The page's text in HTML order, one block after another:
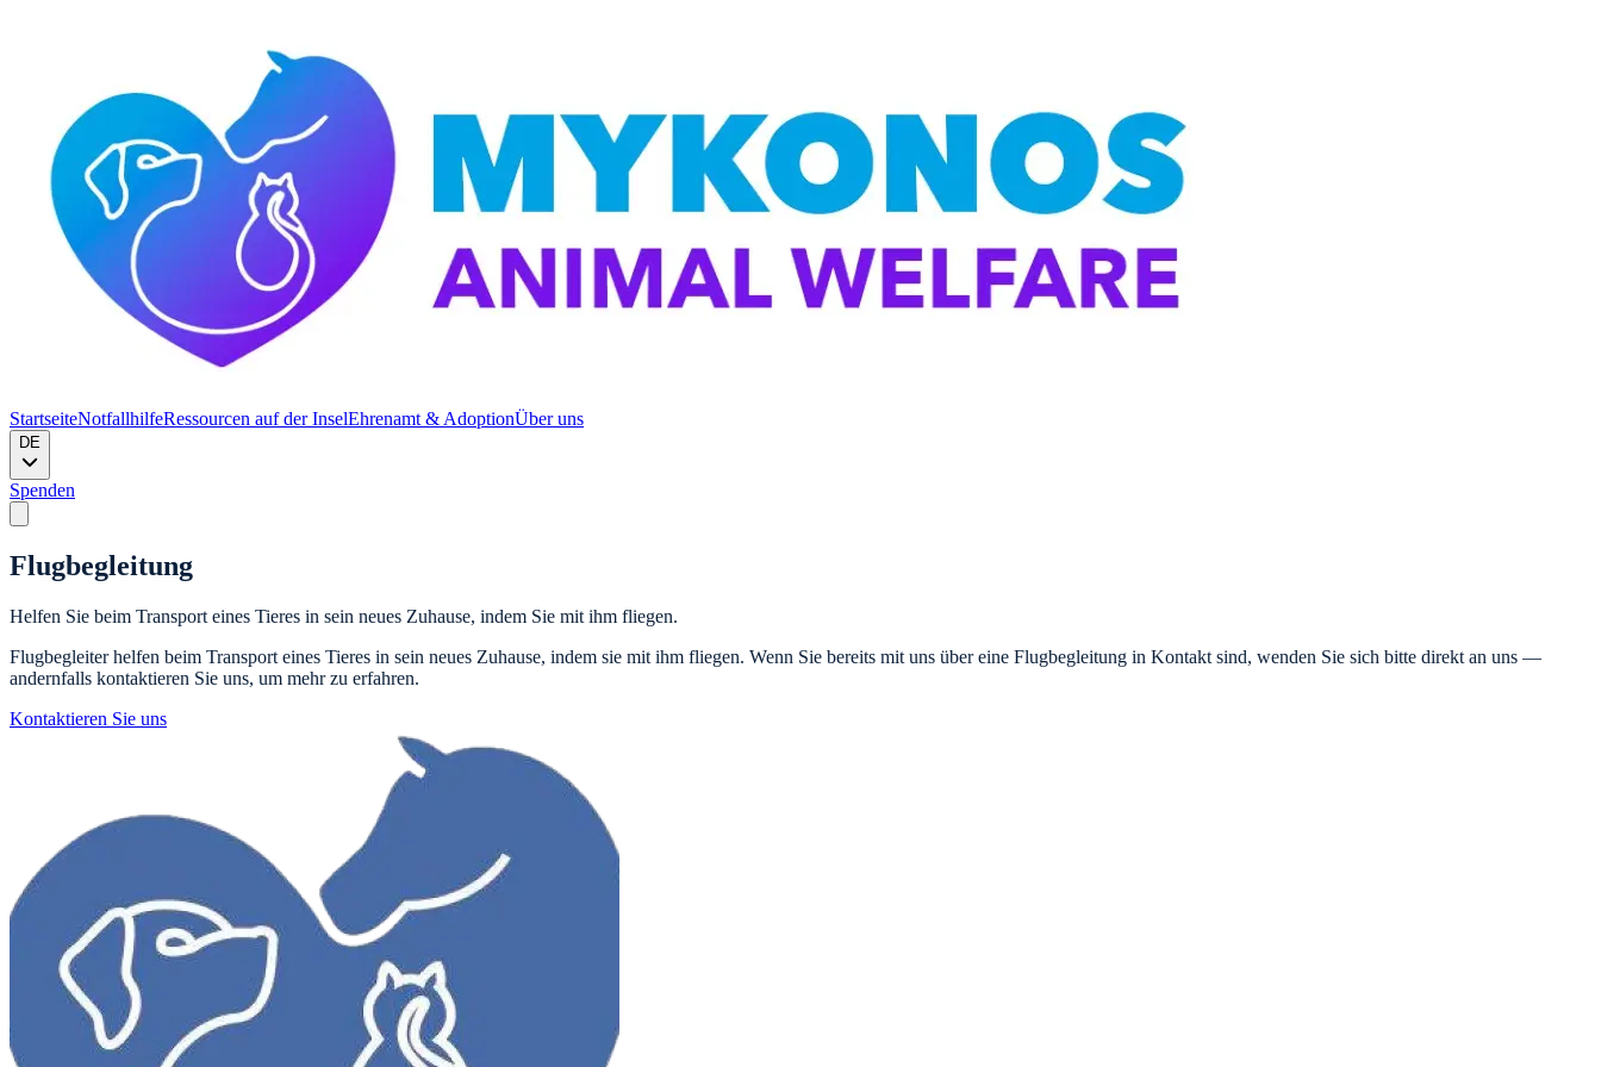
StartseiteNotfallhilfeRessourcen auf der InselEhrenamt & AdoptionÜber uns
DE
Spenden
Flugbegleitung
Helfen Sie beim Transport eines Tieres in sein neues Zuhause, indem Sie mit ihm fliegen.
Flugbegleiter helfen beim Transport eines Tieres in sein neues Zuhause, indem sie mit ihm fliegen. Wenn Sie bereits mit uns über eine Flugbegleitung in Kontakt sind, wenden Sie sich bitte direkt an uns —
andernfalls kontaktieren Sie uns, um mehr zu erfahren.
Kontaktieren Sie uns